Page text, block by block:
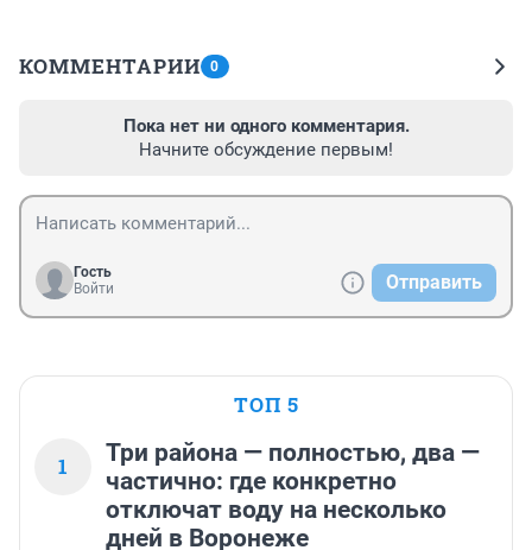
КОММЕНТАРИИ 0
Пока нет ни одного комментария.
Начните обсуждение первым!
Гость
Войти
Отправить
ТОП 5
1
Три района — полностью, два —
частично: где конкретно
отключат воду на несколько
дней в Воронеже